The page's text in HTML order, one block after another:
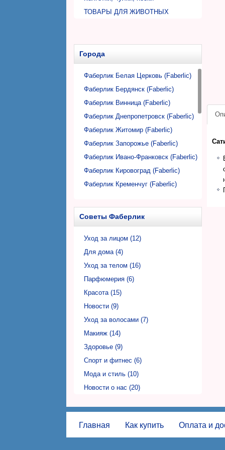
мужчин
Кондиционеры для стирки
Пятновыводители
Гели для стирки
Аксессуары для стирки
Автомобильная косметика и
аксессуары
дома
Товары ДЭНАС
Напитки, фиточаи
ТОВАРЫ ДЛЯ ЖИВОТНЫХ
Города
Фаберлик Белая Церковь (Faberlic)
Фаберлик Бердянск (Faberlic)
Фаберлик Винница (Faberlic)
Фаберлик Днепропетровск (Faberlic)
Фаберлик Житомир (Faberlic)
Фаберлик Запорожье (Faberlic)
Фаберлик Ивано-Франковск (Faberlic)
Фаберлик Кировоград (Faberlic)
Фаберлик Кременчуг (Faberlic)
Фаберлик Николаев (Faberlic)
Фаберлик Никополь (Faberlic)
Фаберлик Одесса (Faberlic)
Фаберлик Полтава (Faberlic)
Фаберлик Ровно (Faberlic)
Фаберлик Сумы (Faberlic)
Фаберлик Тернополь (Faberlic)
Фаберлик Ужгород (Faberlic)
Фаберлик Харьков (Faberlic)
Фаберлик Херсон (Faberlic)
Фаберлик Хмельницкий (Faberlic)
Фаберлик Черкассы (Faberlic)
Фаберлик Черновцы (Faberlic)
Советы Фаберлик
Уход за лицом (12)
Для дома (4)
Уход за телом (16)
Парфюмерия (6)
Красота (15)
Новости (9)
Уход за волосами (7)
Макияж (14)
Здоровье (9)
Спорт и фитнес (6)
Мода и стиль (10)
Новости о нас (20)
Главная Как купить Оплата и